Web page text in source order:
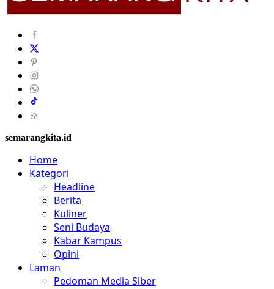
semarangkita.id
Home
Kategori
Headline
Berita
Kuliner
Seni Budaya
Kabar Kampus
Opini
Laman
Pedoman Media Siber